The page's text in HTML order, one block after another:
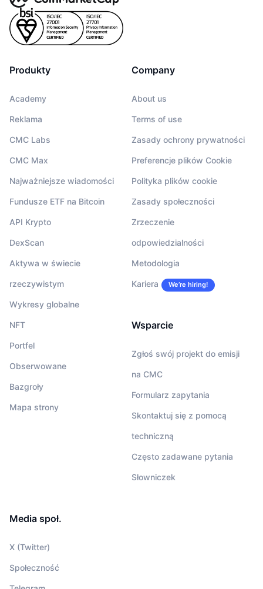
Produkty
Academy
Reklama
CMC Labs
CMC Max
Najważniejsze wiadomości
Fundusze ETF na Bitcoin
API Krypto
DexScan
Aktywa w świecie
rzeczywistym
Wykresy globalne
NFT
Portfel
Obserwowane
Bazgroły
Mapa strony
Company
About us
Terms of use
Zasady ochrony prywatności
Preferencje plików Cookie
Polityka plików cookie
Zasady społeczności
Zrzeczenie
odpowiedzialności
Metodologia
Kariera We’re hiring!
Wsparcie
Zgłoś swój projekt do emisji
na CMC
Formularz zapytania
Skontaktuj się z pomocą
techniczną
Często zadawane pytania
Słowniczek
Media społ.
X (Twitter)
Społeczność